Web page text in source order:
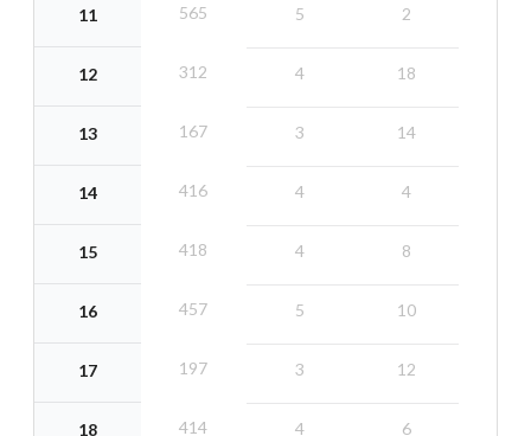
11
12
13
14
15
16
17
18
565
312
167
416
418
457
197
414
5
4
3
4
4
5
3
4
2
18
14
4
8
10
12
6